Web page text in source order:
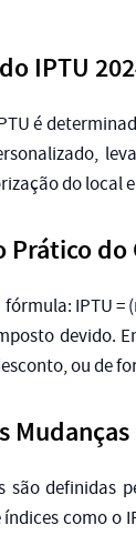
IPTU
é
do local
Prático do
IPTU =
devido.
ou de
Mudanças
são definidas
como o